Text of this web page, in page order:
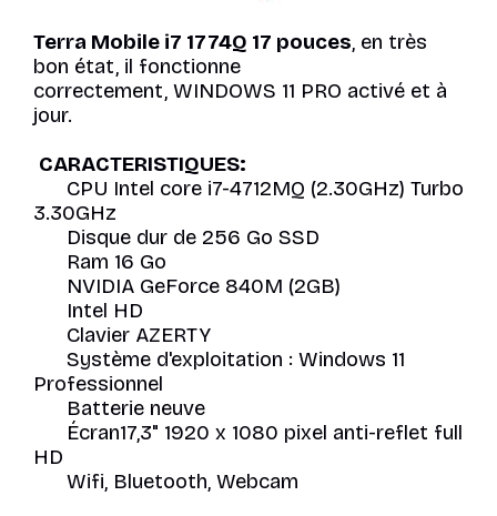
Terra Mobile i7 1774Q 17 pouces, en très
bon état, il fonctionne
correctement, WINDOWS 11 PRO activé et à
jour.
CARACTERISTIQUES:
CPU Intel core i7-4712MQ (2.30GHz) Turbo
3.30GHz
Disque dur de 256 Go SSD
Ram 16 Go
NVIDIA GeForce 840M (2GB)
Intel HD
Clavier AZERTY
Système d'exploitation : Windows 11
Professionnel
Batterie neuve
Écran17,3" 1920 x 1080 pixel anti-reflet full
HD
Wifi, Bluetooth, Webcam